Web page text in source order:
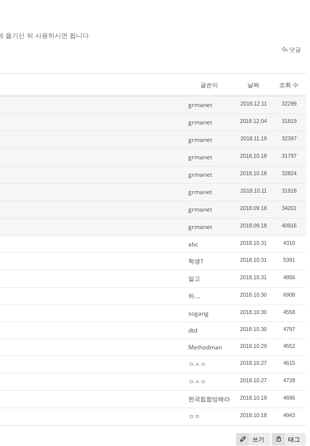
옮기신 뒤 사용하시면 됩니다.
댓글
글쓴이 날짜 조회 수
grmanet 2018.12.11 32299
grmanet 2018.12.04 31819
grmanet 2018.11.19 32397
grmanet 2018.10.18 31797
grmanet 2018.10.18 32824
grmanet 2018.10.11 31918
grmanet 2018.09.18 34201
grmanet 2018.09.18 40916
abc 2018.10.31 4310
학생1 2018.10.31 5391
알고 2018.10.31 4856
하.... 2018.10.30 6908
sogang 2018.10.30 4558
dtd 2018.10.30 4797
Methodman 2018.10.29 4552
ㅇㅅㅇ 2018.10.27 4615
ㅇㅅㅇ 2018.10.27 4728
한국힙합망해라 2018.10.19 4696
ㅇㅇ 2018.10.18 4943
쓰기 태그